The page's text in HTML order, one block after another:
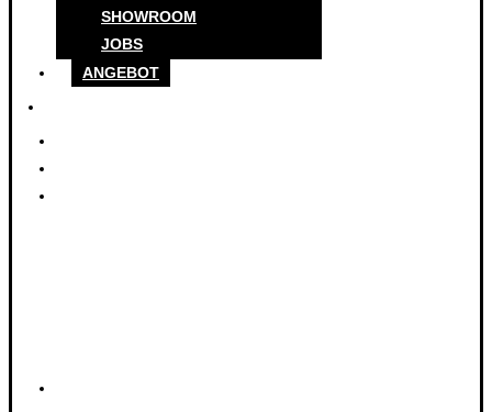
SHOWROOM
JOBS
ANGEBOT